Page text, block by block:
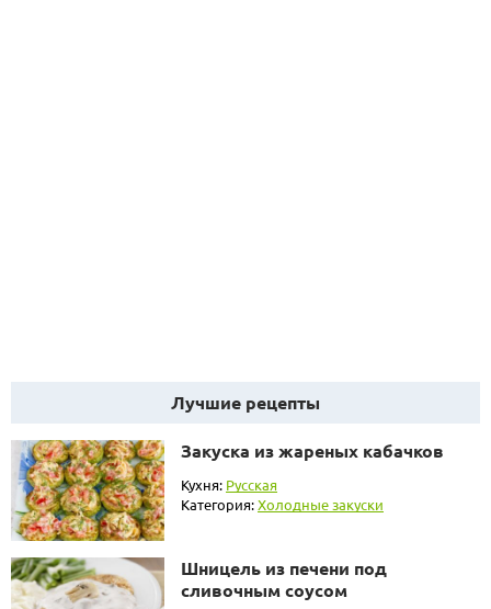
Лучшие рецепты
Закуска из жареных кабачков
Кухня: Русская
Категория:Холодные закуски
Шницель из печени под
сливочным соусом